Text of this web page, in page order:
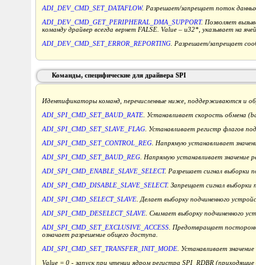
ADI_DEV_CMD_SET_DATAFLOW. Разрешает/запрещает поток
ADI_DEV_CMD_GET_PERIPHERAL_DMA_SUPPORT. Позволяет
команду драйвер всегда вернет FALSE. Value – u32*, указывает на
ADI_DEV_CMD_SET_ERROR_REPORTING. Разрешает/запрещает
Команды, специфические для драйвера SPI
Идентификаторы команд, перечисленные ниже, поддерживаются и
ADI_SPI_CMD_SET_BAUD_RATE. Устанавливает скорость обмена
ADI_SPI_CMD_SET_SLAVE_FLAG. Устанавливает регистр флагов
ADI_SPI_CMD_SET_CONTROL_REG. Напрямую устанавливает
ADI_SPI_CMD_SET_BAUD_REG. Напрямую устанавливает значение
ADI_SPI_CMD_ENABLE_SLAVE_SELECT. Разрешает сигнал выборки
ADI_SPI_CMD_DISABLE_SLAVE_SELECT. Запрещает сигнал выборки
ADI_SPI_CMD_SELECT_SLAVE. Делает выборку подчиненного
ADI_SPI_CMD_DESELECT_SLAVE. Снимает выборку подчиненного
ADI_SPI_CMD_SET_EXCLUSIVE_ACCESS. Предотвращает
означает разрешение общего доступа.
ADI_SPI_CMD_SET_TRANSFER_INIT_MODE. Устанавливает
Value = 0 - запуск при чтении ядром регистра SPI_RDBR (приходящие